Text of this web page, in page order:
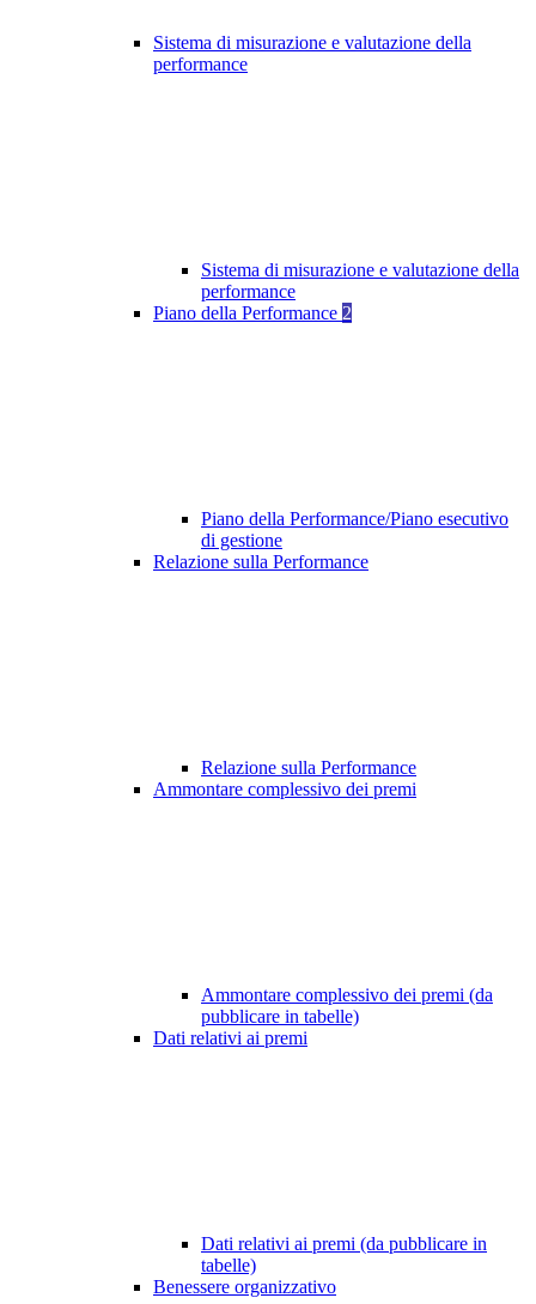
Sistema di misurazione e valutazione della
performance
Sistema di misurazione e valutazione della
performance
Piano della Performance 2
Piano della Performance/Piano esecutivo
di gestione
Relazione sulla Performance
Relazione sulla Performance
Ammontare complessivo dei premi
Ammontare complessivo dei premi (da
pubblicare in tabelle)
Dati relativi ai premi
Dati relativi ai premi (da pubblicare in
tabelle)
Benessere organizzativo